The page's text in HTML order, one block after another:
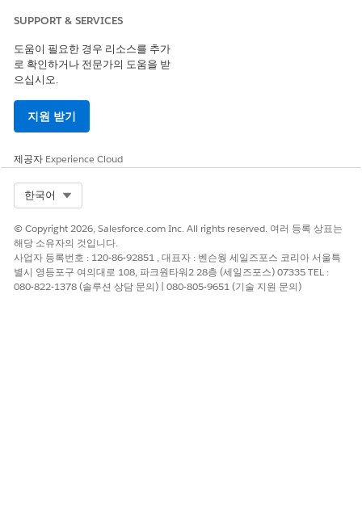
하는 사용자의 감사가 복잡해집니다.
위험이 높은 경우
허용된 사용자 정책이 모든 사용자가 자체 권한을 부여할 수 있도록
세스 권한을 부여할 수 있습니다.
조직이 통합이 작동하는 데 필요한 최소 필수 프로필만 할당하여 최
소 권한 원칙을 구현하는 경우
비즈니스 및 통합 고려 사항
프로필을 제한하면 특정 사업부에 맞게 맞춤형 응용 프로그램 환경
이 제공되지만 새 역할 또는 팀이 플랫폼에 온보딩되면 지속적인 관
리 서비스 점검이 필요합니다.
SUPPORT & SERVICES
도움이 필요한 경우 리소스를 추가
로 확인하거나 전문가의 도움을 받
으십시오.
지원 받기
제공자 Experience Cloud
한국어
© Copyright 2026, Salesforce.com Inc. All rights reserved. 여러 등록 상표는
해당 소유자의 것입니다.
사업자 등록번호 : 120-86-92851 , 대표자 : 벤슨웡 세일즈포스 코리아 서울특
별시 영등포구 여의대로 108, 파크원타워2 28층 (세일즈포스) 07335 TEL :
080-822-1378 (솔루션 상담 문의) | 080-805-9651 (기술 지원 문의)